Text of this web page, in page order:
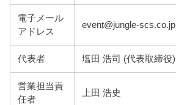
電子メール
アドレス
event@jungle-scs.co.jp
代表者 塩田 浩司 (代表取締役)
営業担当責
任者
上田 浩史